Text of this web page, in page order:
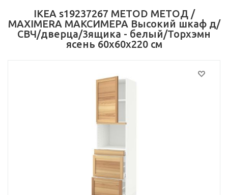
IKEA s19237267 METOD МЕТОД /
MAXIMERA МАКСИМЕРА Высокий шкаф д/
СВЧ/дверца/3ящика - белый/Торхэмн
ясень 60x60x220 см